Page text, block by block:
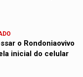
o Rondoniaovivo
inicial do celular